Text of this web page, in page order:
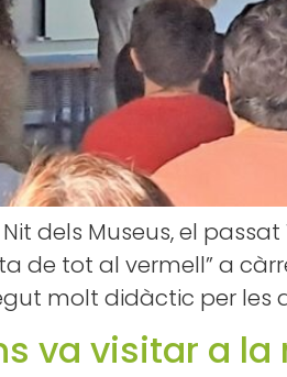
dels Museus, el
de tot al vermell” a
molt didàctic per les
va visitar a